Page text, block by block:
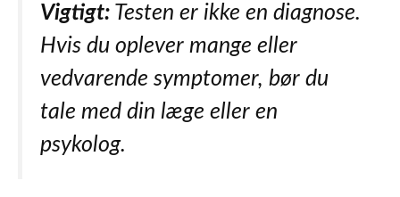
Vigtigt: Testen er ikke en diagnose.
Hvis du oplever mange eller
vedvarende symptomer, bør du
tale med din læge eller en
psykolog.